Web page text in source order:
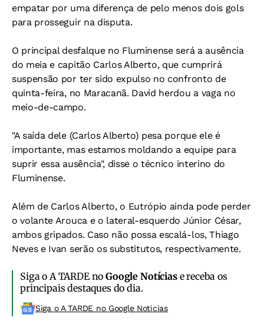
empatar por uma diferença de pelo menos dois gols
para prosseguir na disputa.
O principal desfalque no Fluminense será a ausência
do meia e capitão Carlos Alberto, que cumprirá
suspensão por ter sido expulso no confronto de
quinta-feira, no Maracanã. David herdou a vaga no
meio-de-campo.
"A saída dele (Carlos Alberto) pesa porque ele é
importante, mas estamos moldando a equipe para
suprir essa ausência", disse o técnico interino do
Fluminense.
Além de Carlos Alberto, o Eutrópio ainda pode perder
o volante Arouca e o lateral-esquerdo Júnior César,
ambos gripados. Caso não possa escalá-los, Thiago
Neves e Ivan serão os substitutos, respectivamente.
Siga o A TARDE noGoogle Notíciase receba os
principais destaques do dia.
Siga o A TARDE no Google Noticias